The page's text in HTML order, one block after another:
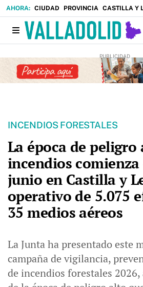
CIUDAD PROVINCIA CASTILLA Y
INCENDIOS FORESTALES
La época de peligro
incendios comienza
junio en Castilla y
operativo de 5.075
35 medios aéreos
La Junta ha presentado este
campaña de vigilancia,
de incendios forestales